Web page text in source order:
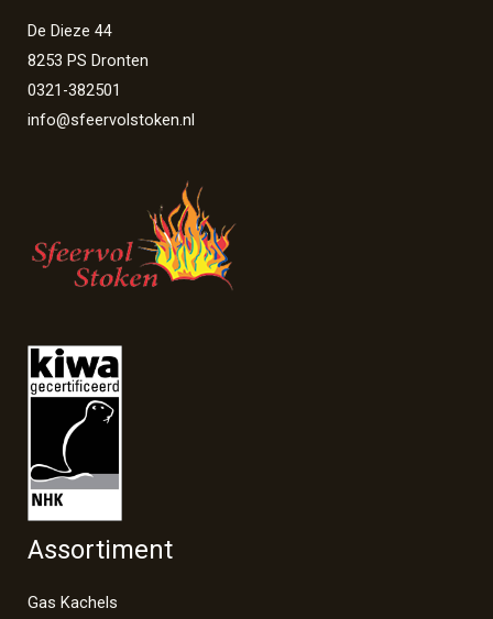
De Dieze 44
8253 PS Dronten
0321-382501
info@sfeervolstoken.nl
Assortiment
Gas Kachels